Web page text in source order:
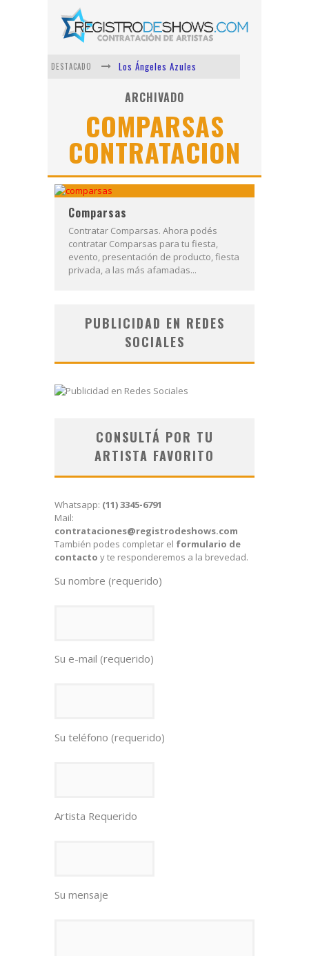
DESTACADO
Los Ángeles Azules
Shows via streaming
Lit Killah
Nicki Nicole
Duki
ARCHIVADO
COMPARSAS
CONTRATACION
Comparsas
Contratar Comparsas. Ahora podés
contratar Comparsas para tu fiesta,
evento, presentación de producto, fiesta
privada, a las más afamadas...
PUBLICIDAD EN REDES
SOCIALES
CONSULTÁ POR TU
ARTISTA FAVORITO
Whatsapp: (11) 3345-6791
Mail:
contrataciones@registrodeshows.com
También podes completar el formulario de
contacto y te responderemos a la brevedad.
Su nombre (requerido)
Su e-mail (requerido)
Su teléfono (requerido)
Artista Requerido
Su mensaje